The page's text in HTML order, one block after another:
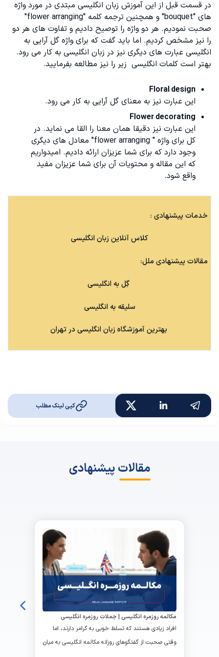
در قسمت قبل از این آموزش زبان انگلیسی مبتدی در مورد واژه
های "bouquet" و همچنین ترجمه کلمه "flower arranging"
صحبت نمودیم. هر دو واژه را توصیح دادیم و تفاوت های هر دو‌
را نیز مشخص کردیم. اما باید گفت که برای واژه گل آرایی به
انگلیسی عبارت های دیگری نیز در زبان انگلیسی به کار می رود.
بهتر است کلمات انگلیسی زیر را نیز مطالعه بفرمایید‌.
Floral design
این عبارت نیز به معنای گل آرایی به کار می رود.
Flower decorating
این عبارت نیز دقیقا همان معنا را القا می نماید. در
کل برای واژه " flower arranging" معادل های دیگری
وجود دارد که برای شما عزیزان ارائه دادیم. امیدواریم
که این مقاله و محتویات آن برای شما عزیزان مفید
واقع شود.
خدمات پیشنهادی :
کلاس آنلاین زبان انگلیسی
مقالات پیشنهادی ملل:
گِل به انگلیسی
سلیقه به انگلیسی
بهترین آموزشگاه زبان انگلیسی در تهران
کپی لینک مطلب
مقالات پیشنهادی
مکالمه روزمره انگلیسی | جملات روزمره انگلیسی
افراد زیادی هستند که تسلط خوبی به گرامر دارند، اما
وقتی صحبت از گفتگوهای روزانه مکالمه انگلیسی به میان